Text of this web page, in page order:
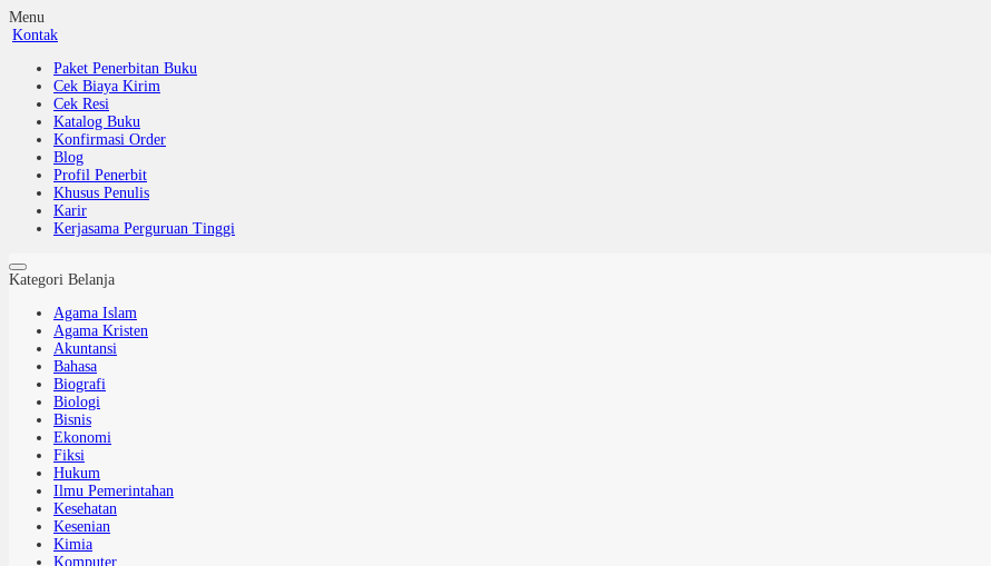
Menu
Kontak
Paket Penerbitan Buku
Cek Biaya Kirim
Cek Resi
Katalog Buku
Konfirmasi Order
Blog
Profil Penerbit
Khusus Penulis
Karir
Kerjasama Perguruan Tinggi
Kategori Belanja
Agama Islam
Agama Kristen
Akuntansi
Bahasa
Biografi
Biologi
Bisnis
Ekonomi
Fiksi
Hukum
Ilmu Pemerintahan
Kesehatan
Kesenian
Kimia
Komputer